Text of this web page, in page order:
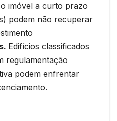
imóvel a curto prazo
podem não recuperar
Edifícios classificados
regulamentação
podem enfrentar